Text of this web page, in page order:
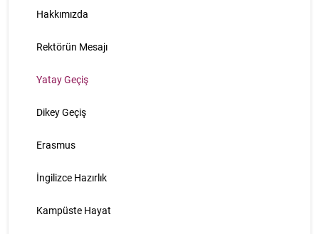
Hakkımızda
Rektörün Mesajı
Yatay Geçiş
Dikey Geçiş
Erasmus
İngilizce Hazırlık
Kampüste Hayat